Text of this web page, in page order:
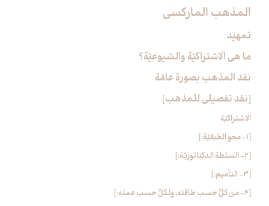
المذهب الماركسي‏
تمهيد
ما هي الاشتراكيّة والشيوعيّة؟
نقد المذهب بصورة عامّة
[نقد تفصيلي للمذهب‏]
الاشتراكيّة
[1- محو الطبقيّة:]
[2- السلطة الدكتاتوريّة:]
[3- التأميم:]
[4- من كلٍّ حسب طاقته، ولكلٍّ حسب عمله:]